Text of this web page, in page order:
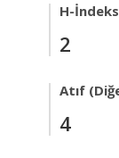
H-
2
Atıf
4